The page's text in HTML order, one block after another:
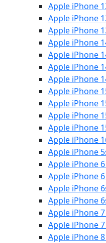
Apple iPhone
Apple iPhone
Apple iPhone
Apple iPhone
Apple iPhone
Apple iPhone
Apple iPhone
Apple iPhone
Apple iPhone
Apple iPhone
Apple iPhone
Apple iPhone
Apple iPhone
Apple iPhone
Apple iPhone
Apple iPhone
Apple iPhone
Apple iPhone
Apple iPhone
Apple iPhone